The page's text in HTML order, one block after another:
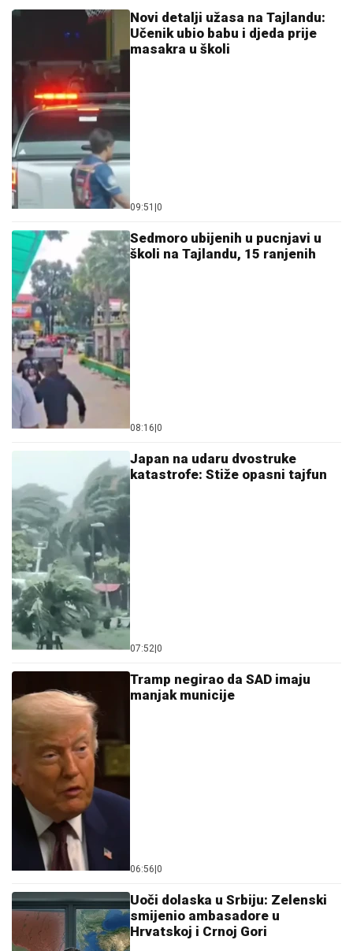
Novi detalji užasa na Tajlandu:
Učenik ubio babu i djeda prije
masakra u školi
09:51 0
Sedmoro ubijenih u pucnjavi u
školi na Tajlandu, 15 ranjenih
08:16 0
Japan na udaru dvostruke
katastrofe: Stiže opasni tajfun
07:52 0
Tramp negirao da SAD imaju
manjak municije
06:56 0
Uoči dolaska u Srbiju: Zelenski
smijenio ambasadore u
Hrvatskoj i Crnoj Gori